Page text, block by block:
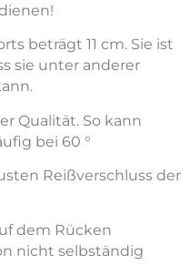
beträgt 11 cm. Sie ist
sie unter anderer
Qualität. So kann
bei 60 °
Reißverschluss der
dem Rücken
nicht selbständig